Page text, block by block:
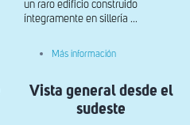
un raro edificio construido
íntegramente en sillería ...
Más información
la
occidental
Vista general desde el
sudeste